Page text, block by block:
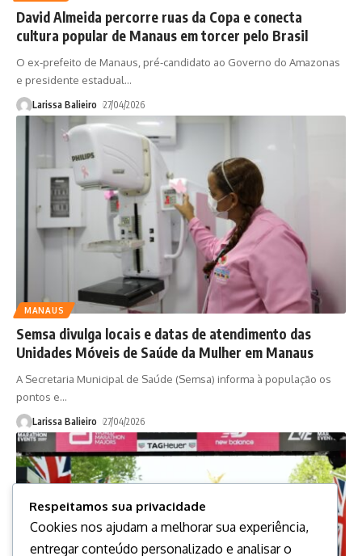
David Almeida percorre ruas da Copa e conecta
cultura popular de Manaus em torcer pelo Brasil
O ex-prefeito de Manaus, pré-candidato ao Governo do Amazonas
e presidente estadual…
Larissa Balieiro 27/04/2026
MANAUS
Semsa divulga locais e datas de atendimento das
Unidades Móveis de Saúde da Mulher em Manaus
A Secretaria Municipal de Saúde (Semsa) informa à população os
pontos e…
Larissa Balieiro 27/04/2026
Respeitamos sua privacidade
Cookies nos ajudam a melhorar sua experiência,
entregar conteúdo personalizado e analisar o